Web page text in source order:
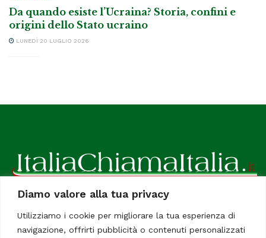
Diamo valore alla tua privacy
Utilizziamo i cookie per migliorare la tua esperienza di
navigazione, offrirti pubblicità o contenuti personalizzati
Da quando esiste l’Ucraina? Storia, confini e
origini dello Stato ucraino
LUNEDÌ 20 LUGLIO 2026
ItaliaChiamaItalia, il TUO quotidiano online preferito.
Dedicato in particolare a tutti gli italiani residenti all'estero.